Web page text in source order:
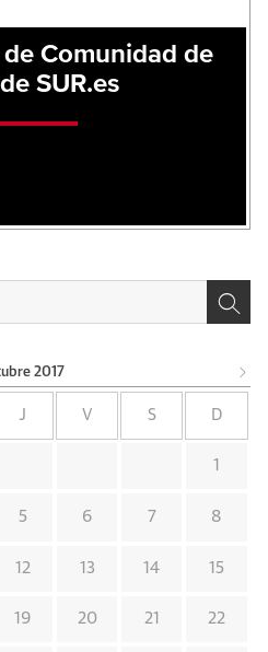
Comunidad de
SUR.es
2017
J V S D
1
5 6 7 8
12 13 14 15
19 20 21 22